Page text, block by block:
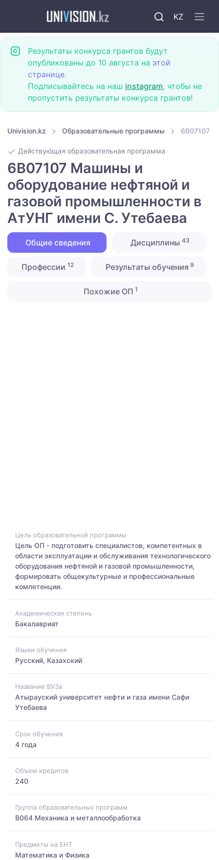
KZ
Результаты конкурса грантов будут
опубликованы до 10 августа на этой
странице.
Подписывайтесь на наш instagram, чтобы не
пропустить результаты конкурса грантов!
Univision.kz Образовательные программы 6B07107
Действующая образовательная программа
6B07107 Машины и
оборудование нефтяной и
газовой промышленности в
АтУНГ имени С. Утебаева
Общие сведения Дисциплины 43
Профессии 12 Результаты обучения 9
Похожие ОП 1
Цель образовательной программы
Цель ОП - подготовить специалистов, компетентных в
области эксплуатации и обслуживания технологического
оборудования нефтяной и газовой промышленности,
формировать общекультурные и профессиональные
компетенции.
Академическая степень
Бакалавриат
Языки обучения
Русский, Казахский
Название ВУЗа
Атырауский университет нефти и газа имени Сафи
Утебаева
Срок обучения
4 года
Объем кредитов
240
Группа образовательных программ
B064 Механика и металлообработка
Предметы на ЕНТ
Математика и Физика